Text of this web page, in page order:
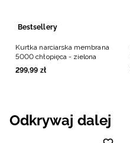
Bestsellery
Kurtka narciarska membrana
5000 chłopięca - zielona
299,99 zł
Odkrywaj dalej